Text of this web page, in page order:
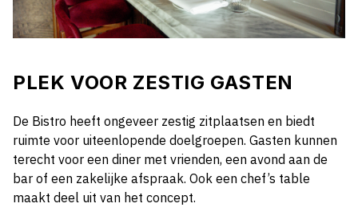
PLEK VOOR ZESTIG GASTEN
De Bistro heeft ongeveer zestig zitplaatsen en biedt
ruimte voor uiteenlopende doelgroepen. Gasten kunnen
terecht voor een diner met vrienden, een avond aan de
bar of een zakelijke afspraak. Ook een chef’s table
maakt deel uit van het concept.